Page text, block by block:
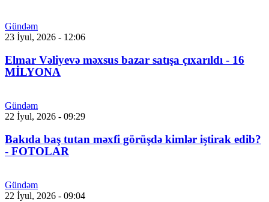
Gündəm
23 İyul, 2026 - 12:06
Elmar Vəliyevə məxsus bazar satışa çıxarıldı - 16
MİLYONA
Gündəm
22 İyul, 2026 - 09:29
Bakıda baş tutan məxfi görüşdə kimlər iştirak edib?
- FOTOLAR
Gündəm
22 İyul, 2026 - 09:04